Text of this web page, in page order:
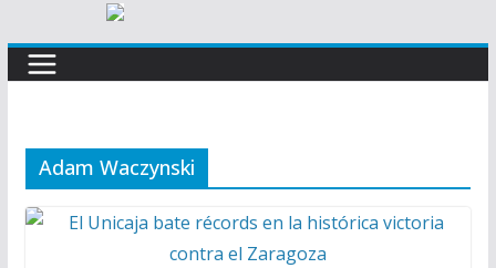
Adam Waczynski